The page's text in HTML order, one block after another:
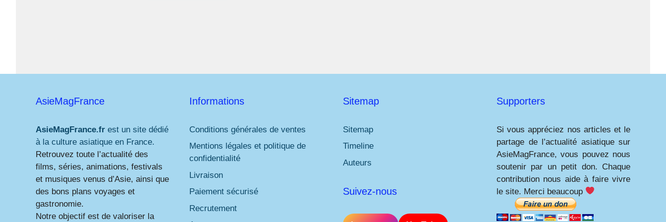
AsieMagFrance
AsieMagFrance.fr est un site dédié
à la culture asiatique en France.
Retrouvez toute l’actualité des
films, séries, animations, festivals
et musiques venus d’Asie, ainsi que
des bons plans voyages et
gastronomie.
Notre objectif est de valoriser la
Informations
Conditions générales de ventes
Mentions légales et politique de
confidentialité
Livraison
Paiement sécurisé
Recrutement
Sitemap
Sitemap
Timeline
Auteurs
Suivez-nous
Supporters
Si vous appréciez nos articles et le
partage de l’actualité asiatique sur
AsieMagFrance, vous pouvez nous
soutenir par un petit don. Chaque
contribution nous aide à faire vivre
le site. Merci beaucoup